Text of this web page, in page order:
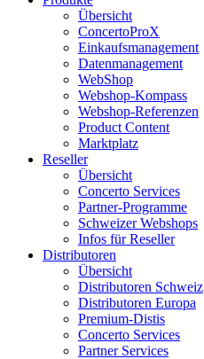
Übersicht
ConcertoProX
Einkaufsmanagement
Datenmanagement
WebShop
Webshop-Kompass
Webshop-Referenzen
Product Content
Marktplatz
Reseller
Übersicht
Concerto Services
Partner-Programme
Schweizer Webshops
Infos für Reseller
Distributoren
Übersicht
Distributoren Schweiz
Distributoren Europa
Premium-Distis
Concerto Services
Partner Services